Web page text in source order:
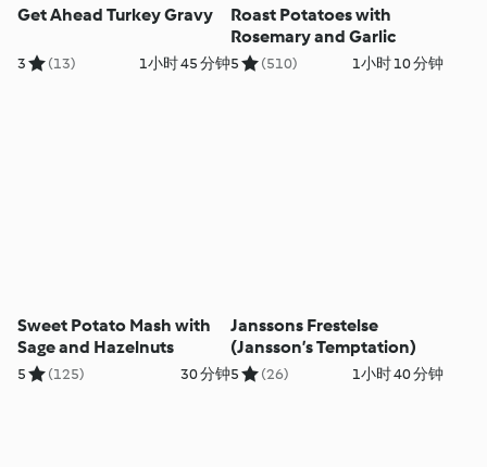
Get Ahead Turkey Gravy
3 (13) 1小时 45 分钟
Roast Potatoes with
Rosemary and Garlic
5 (510) 1小时 10 分钟
Sweet Potato Mash with
Sage and Hazelnuts
5 (125) 30 分钟
Janssons Frestelse
(Jansson’s Temptation)
5 (26) 1小时 40 分钟